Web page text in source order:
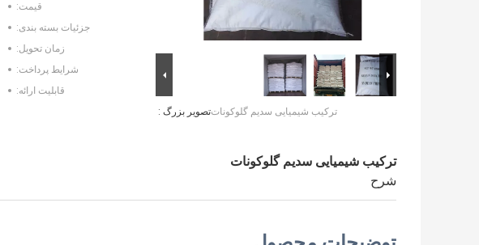
تصویر بزرگ :ترکیب شیمیایی سدیم گلوکونات
قیمت:
جزئیات بسته بندی:
زمان تحویل:
شرایط پرداخت:
قابلیت ارائه:
ترکیب شیمیایی سدیم گلوکونات
شرح